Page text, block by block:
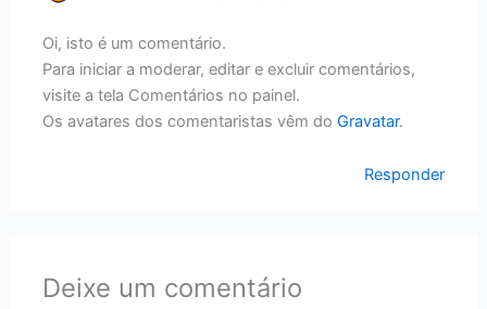
Oi, isto é um comentário.
Para iniciar a moderar, editar e excluir comentários,
visite a tela Comentários no painel.
Os avatares dos comentaristas vêm doGravatar.
Responder
Deixe um comentário